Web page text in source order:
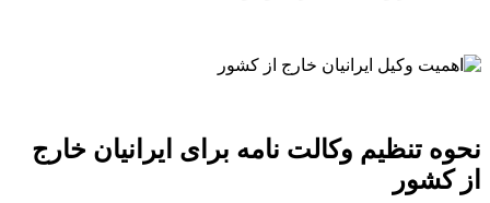
نحوه تنظیم وکالت نامه برای ایرانیان خارج
از کشور